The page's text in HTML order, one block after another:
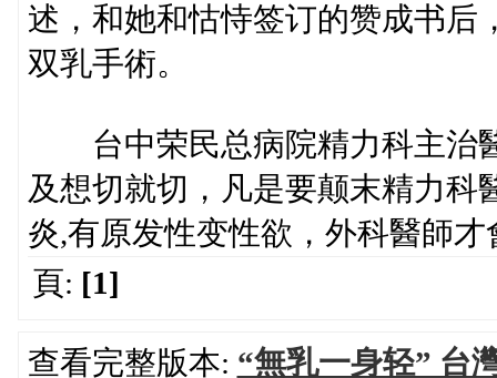
述，和她和怙恃签订的赞成书后
双乳手術。
台中荣民总病院精力科主治
及想切就切，凡是要颠末精力科
炎,有原发性变性欲，外科醫師
頁: [1]
查看完整版本: “無乳一身轻” 台